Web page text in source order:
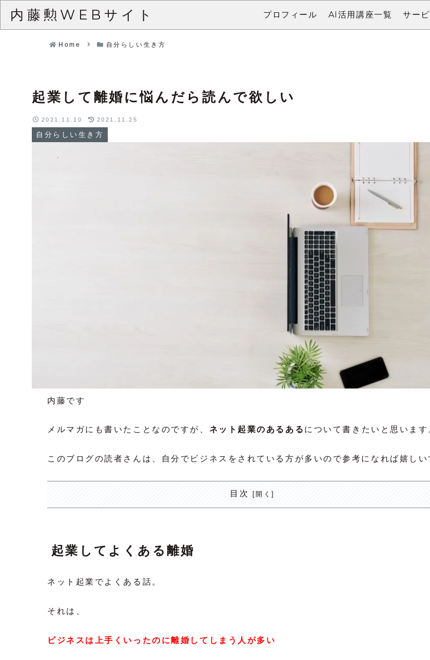
内藤勲WEBサイト プロフィール AI活用講座一覧 サー
Home 自分らしい生き方
起業して離婚に悩んだら読んで欲しい
自分らしい生き方
2021.11.10 2021.11.25
内藤です
メルマガにも書いたことなのですが、 ネット起業のあるある について書きたいと思います
このブログの読者さんは、自分でビジネスをされている方が多いので参考になれば嬉しい
目次
起業してよくある離婚
ネット起業でよくある話。
それは、
ビジネスは上手くいったのに離婚してしまう人が多い